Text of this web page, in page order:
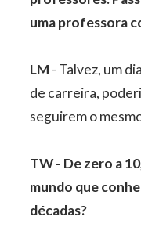
uma professora
LM - Talvez, um
de carreira,
seguirem o
TW - De zero a
mundo que
décadas?